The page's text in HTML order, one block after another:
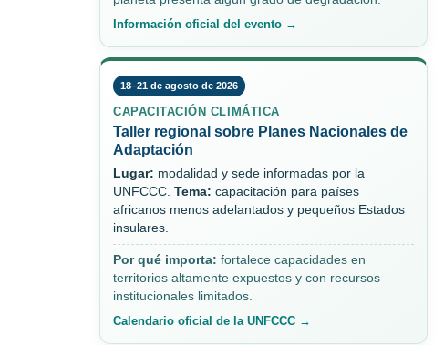
Información oficial del evento →
18–21 de agosto de 2026
CAPACITACIÓN CLIMÁTICA
Taller regional sobre Planes Nacionales de
Adaptación
Lugar: modalidad y sede informadas por la
UNFCCC. Tema: capacitación para países
africanos menos adelantados y pequeños Estados
insulares.
Por qué importa: fortalece capacidades en
territorios altamente expuestos y con recursos
institucionales limitados.
Calendario oficial de la UNFCCC →